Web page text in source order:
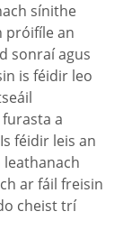
sínithe
próifíle an
sonraí agus
is féidir leo
a
féidir leis an
ar fáil freisin
cheist trí